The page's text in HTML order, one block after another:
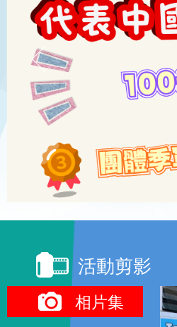
活動剪影
相片集
頁面:
2 3
4